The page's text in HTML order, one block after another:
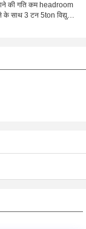
की गति कम headroom
के साथ 3 टन 5ton विद्युत